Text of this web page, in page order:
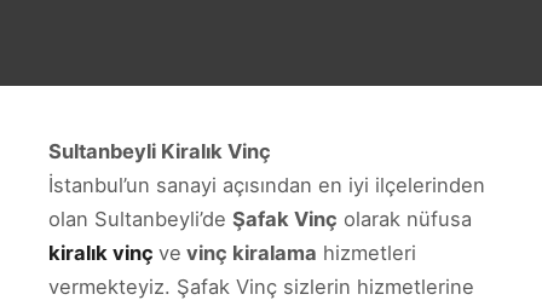
Sultanbeyli Kiralık Vinç
İstanbul’un sanayi açısından en iyi ilçelerinden
olan Sultanbeyli’de Şafak Vinç olarak nüfusa
kiralık vinç ve vinç kiralama hizmetleri
vermekteyiz. Şafak Vinç sizlerin hizmetlerine